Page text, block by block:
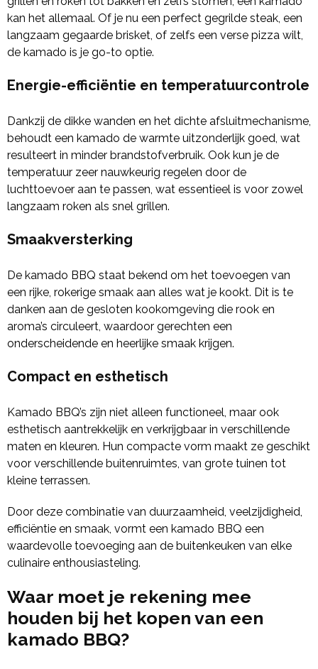
kan het allemaal. Of je nu een perfect gegrilde steak, een
langzaam gegaarde brisket, of zelfs een verse pizza wilt,
de kamado is je go-to optie.
Energie-efficiëntie en temperatuurcontrole
Dankzij de dikke wanden en het dichte afsluitmechanisme,
behoudt een kamado de warmte uitzonderlijk goed, wat
resulteert in minder brandstofverbruik. Ook kun je de
temperatuur zeer nauwkeurig regelen door de
luchttoevoer aan te passen, wat essentieel is voor zowel
langzaam roken als snel grillen.
Smaakversterking
De kamado BBQ staat bekend om het toevoegen van
een rijke, rokerige smaak aan alles wat je kookt. Dit is te
danken aan de gesloten kookomgeving die rook en
aroma’s circuleert, waardoor gerechten een
onderscheidende en heerlijke smaak krijgen.
Compact en esthetisch
Kamado BBQ’s zijn niet alleen functioneel, maar ook
esthetisch aantrekkelijk en verkrijgbaar in verschillende
maten en kleuren. Hun compacte vorm maakt ze geschikt
voor verschillende buitenruimtes, van grote tuinen tot
kleine terrassen.
Door deze combinatie van duurzaamheid, veelzijdigheid,
efficiëntie en smaak, vormt een kamado BBQ een
waardevolle toevoeging aan de buitenkeuken van elke
culinaire enthousiasteling.
Waar moet je rekening mee
houden bij het kopen van een
kamado BBQ?